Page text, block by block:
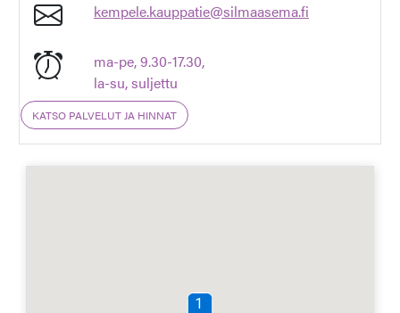
kempele.kauppatie@silmaasema.fi
ma-pe, 9.30-17.30,
la-su, suljettu
KATSO PALVELUT JA HINNAT
1